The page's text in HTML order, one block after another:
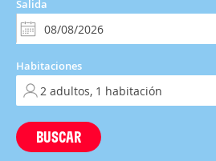
Salida
Habitaciones
BUSCAR